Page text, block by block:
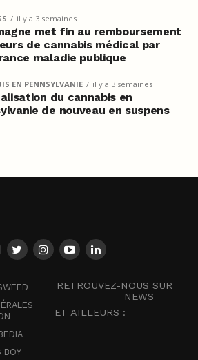
il y a 3 semaines
met fin au remboursement
de cannabis médical par
maladie publique
EN PENNSYLVANIE il y a 3 semaines
du cannabis en
de nouveau en suspens
BOY
RETROUVEZ-NOUS SUR
NEWS
ET AILLEURS :